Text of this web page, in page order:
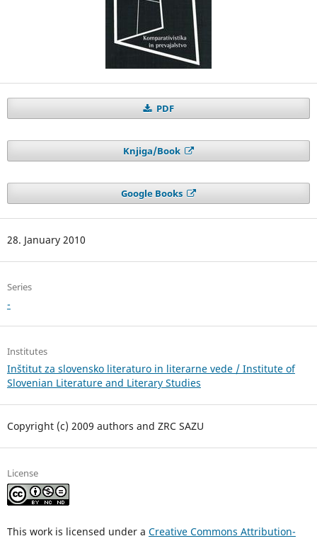
PDF
Knjiga/Book
Google Books
28. January 2010
Series
-
Institutes
Inštitut za slovensko literaturo in literarne vede / Institute of
Slovenian Literature and Literary Studies
Copyright (c) 2009 authors and ZRC SAZU
License
This work is licensed under a Creative Commons Attribution-